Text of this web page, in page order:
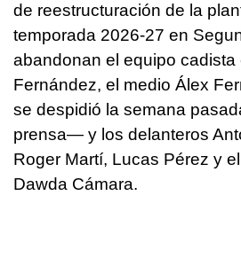
de reestructuración de la
temporada 2026-27 en
abandonan el equipo
Fernández, el medio Álex
se despidió la semana
prensa— y los delanteros
Roger Martí, Lucas Pérez y
Dawda Cámara.